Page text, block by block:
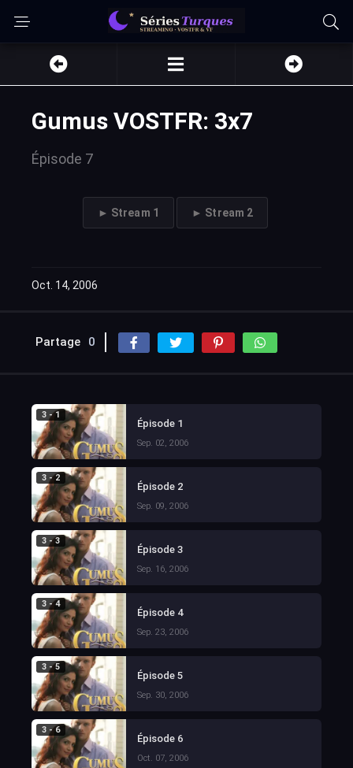
Gumus VOSTFR: 3x7
Épisode 7
► Stream 1 ► Stream 2
Oct. 14, 2006
Partage 0
3 - 1
Épisode 1
Sep. 02, 2006
3 - 2
Épisode 2
Sep. 09, 2006
3 - 3
Épisode 3
Sep. 16, 2006
3 - 4
Épisode 4
Sep. 23, 2006
3 - 5
Épisode 5
Sep. 30, 2006
3 - 6
Épisode 6
Oct. 07, 2006